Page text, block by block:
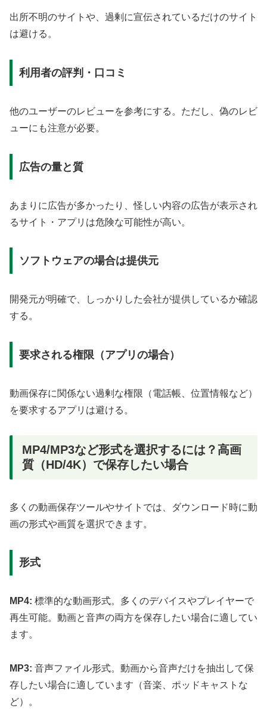
出所不明のサイトや、過剰に宣伝されているだけのサイト
は避ける。
利用者の評判・口コミ
他のユーザーのレビューを参考にする。ただし、偽のレビ
ューにも注意が必要。
広告の量と質
あまりに広告が多かったり、怪しい内容の広告が表示され
るサイト・アプリは危険な可能性が高い。
ソフトウェアの場合は提供元
開発元が明確で、しっかりした会社が提供しているか確認
する。
要求される権限（アプリの場合）
動画保存に関係ない過剰な権限（電話帳、位置情報など）
を要求するアプリは避ける。
MP4/MP3など形式を選択するには？高画
質（HD/4K）で保存したい場合
多くの動画保存ツールやサイトでは、ダウンロード時に動
画の形式や画質を選択できます。
形式
MP4: 標準的な動画形式。多くのデバイスやプレイヤーで
再生可能。動画と音声の両方を保存したい場合に適してい
ます。
MP3: 音声ファイル形式。動画から音声だけを抽出して保
存したい場合に適しています（音楽、ポッドキャストな
ど）。